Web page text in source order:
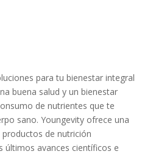
para tu bienestar integral
buena salud y un bienestar
de nutrientes que te
sano. Youngevity ofrece una
de nutrición
últimos avances científicos e